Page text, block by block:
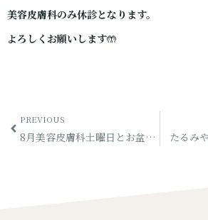
美容皮膚科のみ休診となります。
よろしくお願いします🤲
PREVIOUS
8月美容皮膚科土曜日とお盆休みについて たるみ